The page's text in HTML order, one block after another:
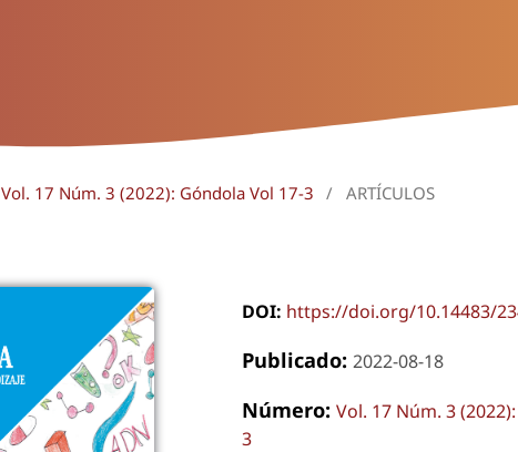
Vol. 17 Núm. 3 (2022): Góndola Vol 17-3 / ARTÍCULOS
DOI: https://doi.org/10.14483/
Publicado: 2022-08-18
Número: Vol. 17 Núm. 3
3